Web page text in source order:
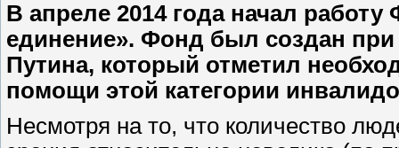
В апреле 2014 года начал
единение». Фонд был создан
Путина, который отметил
помощи этой категории
Несмотря на то, что количество